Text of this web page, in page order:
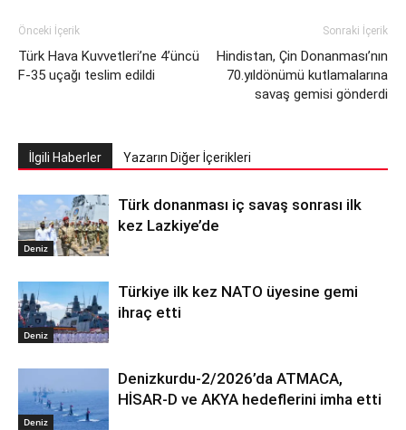
Önceki İçerik
Türk Hava Kuvvetleri’ne 4’üncü
F-35 uçağı teslim edildi
Sonraki İçerik
Hindistan, Çin Donanması’nın
70.yıldönümü kutlamalarına
savaş gemisi gönderdi
İlgili Haberler Yazarın Diğer İçerikleri
Deniz
Türk donanması iç savaş sonrası ilk
kez Lazkiye’de
Deniz
Türkiye ilk kez NATO üyesine gemi
ihraç etti
Deniz
Denizkurdu-2/2026’da ATMACA,
HİSAR-D ve AKYA hedeflerini imha etti